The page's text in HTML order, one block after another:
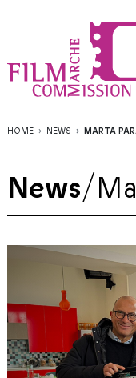
HOME NEWS MARTA
News/